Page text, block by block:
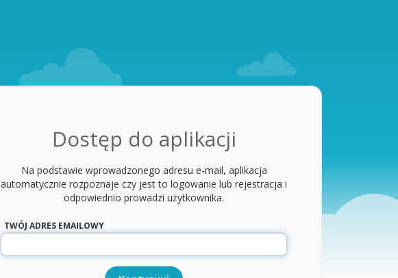
Dostęp do aplikacji
Na podstawie wprowadzonego adresu e-mail, aplikacja
automatycznie rozpoznaje czy jest to logowanie lub rejestracja i
odpowiednio prowadzi użytkownika.
TWÓJ ADRES EMAILOWY